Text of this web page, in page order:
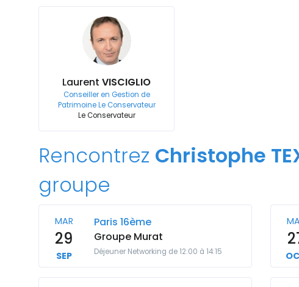
LaurentVISCIGLIO
Conseiller en Gestion de
Patrimoine Le Conservateur
Le Conservateur
Rencontrez Christophe
groupe
MAR
29
SEP
Paris 16ème
Groupe Murat
Déjeuner Networking de 12:00 à 14:15